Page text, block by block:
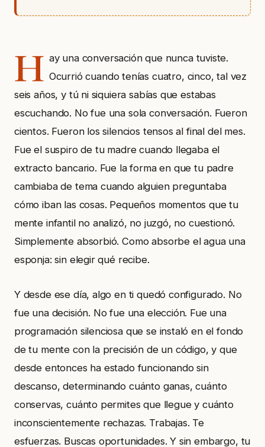
H ay una conversación que nunca tuviste.
Ocurrió cuando tenías cuatro, cinco, tal vez
seis años, y tú ni siquiera sabías que estabas
escuchando. No fue una sola conversación. Fueron
cientos. Fueron los silencios tensos al final del mes.
Fue el suspiro de tu madre cuando llegaba el
extracto bancario. Fue la forma en que tu padre
cambiaba de tema cuando alguien preguntaba
cómo iban las cosas. Pequeños momentos que tu
mente infantil no analizó, no juzgó, no cuestionó.
Simplemente absorbió. Como absorbe el agua una
esponja: sin elegir qué recibe.
Y desde ese día, algo en ti quedó configurado. No
fue una decisión. No fue una elección. Fue una
programación silenciosa que se instaló en el fondo
de tu mente con la precisión de un código, y que
desde entonces ha estado funcionando sin
descanso, determinando cuánto ganas, cuánto
conservas, cuánto permites que llegue y cuánto
inconscientemente rechazas. Trabajas. Te
esfuerzas. Buscas oportunidades. Y sin embargo, tu